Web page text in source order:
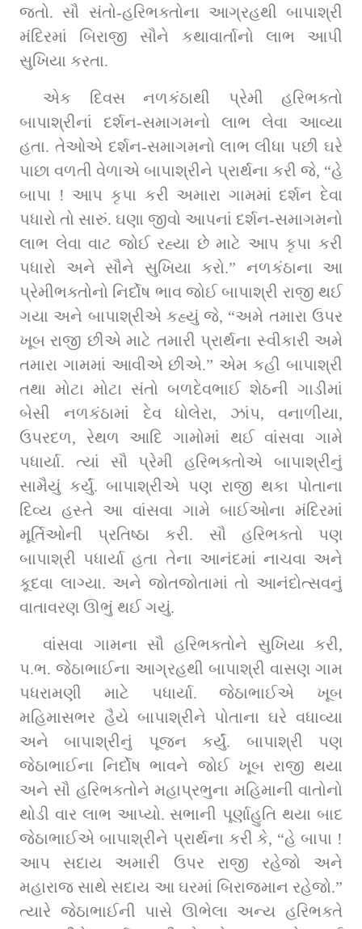
જતો. સૌ સંતો-હરિભક્તોના આગ્રહથી બાપાશ્રી
મંદિરમાં બિરાજી સૌને કથાવાર્તાનો લાભ આપી
સુખિયા કરતા.
એક દિવસ નળકંઠાથી પ્રેમી હરિભક્તો
બાપાશ્રીનાં દર્શન-સમાગમનો લાભ લેવા આવ્યા
હતા. તેઓએ દર્શન-સમાગમનો લાભ લીધા પછી ઘરે
પાછા વળતી વેળાએ બાપાશ્રીને પ્રાર્થના કરી જે, “હે
બાપા ! આપ કૃપા કરી અમારા ગામમાં દર્શન દેવા
પધારો તો સારું. ઘણા જીવો આપનાં દર્શન-સમાગમનો
લાભ લેવા વાટ જોઈ રહ્યા છે માટે આપ કૃપા કરી
પધારો અને સૌને સુખિયા કરો.” નળકંઠાના આ
પ્રેમીભક્તોનો નિર્દોષ ભાવ જોઈ બાપાશ્રી રાજી થઈ
ગયા અને બાપાશ્રીએ કહ્યું જે, “અમે તમારા ઉપર
ખૂબ રાજી છીએ માટે તમારી પ્રાર્થના સ્વીકારી અમે
તમારા ગામમાં આવીએ છીએ.” એમ કહી બાપાશ્રી
તથા મોટા મોટા સંતો બળદેવભાઈ શેઠની ગાડીમાં
બેસી નળકંઠામાં દેવ ધોલેરા, ઝાંપ, વનાળીયા,
ઉપરદળ, રેથળ આદિ ગામોમાં થઈ વાંસવા ગામે
પધાર્યા. ત્યાં સૌ પ્રેમી હરિભક્તોએ બાપાશ્રીનું
સામૈયું કર્યું. બાપાશ્રીએ પણ રાજી થકા પોતાના
દિવ્ય હસ્તે આ વાંસવા ગામે બાઈઓના મંદિરમાં
મૂર્તિઓની પ્રતિષ્ઠા કરી. સૌ હરિભક્તો પણ
બાપાશ્રી પધાર્યા હતા તેના આનંદમાં નાચવા અને
કૂદવા લાગ્યા. અને જોતજોતામાં તો આનંદોત્સવનું
વાતાવરણ ઊભું થઈ ગયું.
વાંસવા ગામના સૌ હરિભક્તોને સુખિયા કરી,
પ.ભ. જેઠાભાઈના આગ્રહથી બાપાશ્રી વાસણ ગામ
પધરામણી માટે પધાર્યા. જેઠાભાઈએ ખૂબ
મહિમાસભર હૈયે બાપાશ્રીને પોતાના ઘરે વધાવ્યા
અને બાપાશ્રીનું પૂજન કર્યું. બાપાશ્રી પણ
જેઠાભાઈના નિર્દોષ ભાવને જોઈ ખૂબ રાજી થયા
અને સૌ હરિભક્તોને મહાપ્રભુના મહિમાની વાતોનો
થોડી વાર લાભ આપ્યો. સભાની પૂર્ણાહુતિ થયા બાદ
જેઠાભાઈએ બાપાશ્રીને પ્રાર્થના કરી કે, “હે બાપા !
આપ સદાય અમારી ઉપર રાજી રહેજો અને
મહારાજ સાથે સદાય આ ઘરમાં બિરાજમાન રહેજો.”
ત્યારે જેઠાભાઈની પાસે ઊભેલા અન્ય હરિભક્તે